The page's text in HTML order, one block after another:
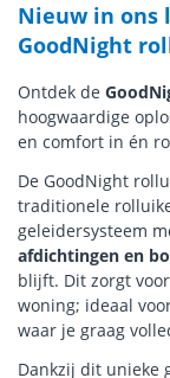
Nieuw in ons
GoodNight
Ontdek de
hoogwaardige
en comfort in én
De GoodNight
traditionele
geleidersysteem
afdichtingen en
blijft. Dit zorgt
woning; ideaal
waar je graag
Dankzij dit unieke